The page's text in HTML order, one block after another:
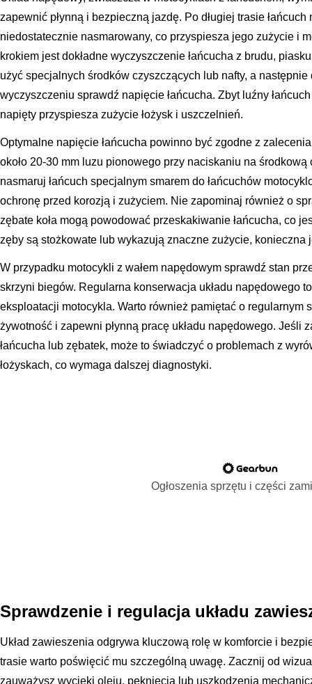
zapewnić płynną i bezpieczną jazdę. Po długiej trasie
niedostatecznie nasmarowany, co przyspiesza jego zużycie i
krokiem jest dokładne wyczyszczenie łańcucha z brudu,
użyć specjalnych środków czyszczących lub nafty, a następnie
wyczyszczeniu sprawdź napięcie łańcucha. Zbyt luźny
napięty przyspiesza zużycie łożysk i uszczelnień.
Optymalne napięcie łańcucha powinno być zgodne z
około 20-30 mm luzu pionowego przy naciskaniu na
nasmaruj łańcuch specjalnym smarem do łańcuchów
ochronę przed korozją i zużyciem. Nie zapominaj również o
zębate koła mogą powodować przeskakiwanie łańcucha, co
zęby są stożkowate lub wykazują znaczne zużycie, konieczna
W przypadku motocykli z wałem napędowym sprawdź stan
skrzyni biegów. Regularna konserwacja układu napędowego
eksploatacji motocykla. Warto również pamiętać o regularnym
żywotność i zapewni płynną pracę układu napędowego. Jeśli
łańcucha lub zębatek, może to świadczyć o problemach z
łożyskach, co wymaga dalszej diagnostyki.
Ogłoszenia sprzętu i części
Sprawdzenie i regulacja układu
Układ zawieszenia odgrywa kluczową rolę w komforcie i
trasie warto poświęcić mu szczególną uwagę. Zacznij od
zauważysz wycieki oleju, pęknięcia lub uszkodzenia